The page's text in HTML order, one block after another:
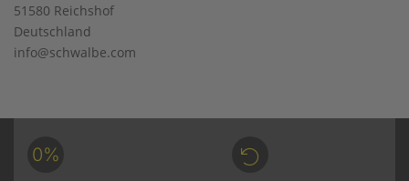
51580 Reichshof
Deutschland
info@schwalbe.com
0%